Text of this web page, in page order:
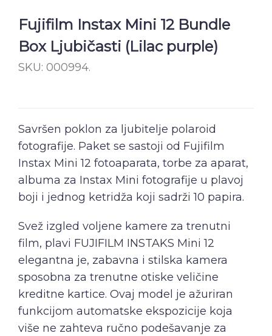
Fujifilm Instax Mini 12 Bundle
Box Ljubičasti (Lilac purple)
SKU: 000994.
Savršen poklon za ljubitelje polaroid
fotografije. Paket se sastoji od Fujifilm
Instax Mini 12 fotoaparata, torbe za aparat,
albuma za Instax Mini fotografije u plavoj
boji i jednog ketridža koji sadrži 10 papira.
Svež izgled voljene kamere za trenutni
film, plavi FUJIFILM INSTAKS Mini 12
elegantna je, zabavna i stilska kamera
sposobna za trenutne otiske veličine
kreditne kartice. Ovaj model je ažuriran
funkcijom automatske ekspozicije koja
više ne zahteva ručno podešavanje za